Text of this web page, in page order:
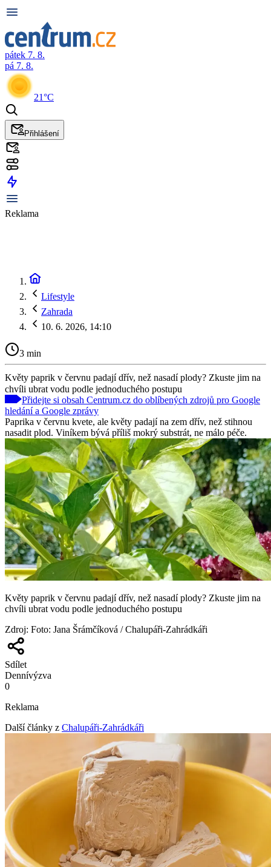
pátek 7. 8.
pá 7. 8.
21°C
Přihlášení
Reklama
Lifestyle
Zahrada
10. 6. 2026, 14:10
3 min
Květy paprik v červnu padají dřív, než nasadí plody? Zkuste jim na
chvíli ubrat vodu podle jednoduchého postupu
Přidejte si obsah Centrum.cz do oblíbených zdrojů pro Google
hledání a Google zprávy
Paprika v červnu kvete, ale květy padají na zem dřív, než stihnou
nasadit plod. Viníkem bývá příliš mokrý substrát, ne málo péče.
Květy paprik v červnu padají dřív, než nasadí plody? Zkuste jim na
chvíli ubrat vodu podle jednoduchého postupu
Zdroj: Foto: Jana Šrámčíková / Chalupáři-Zahrádkáři
Sdílet
Dennívýzva
0
Reklama
Další články z Chalupáři-Zahrádkáři